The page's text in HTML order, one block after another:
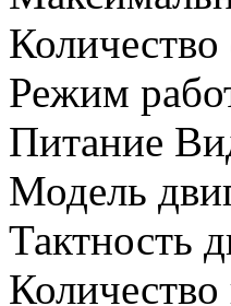
Режим
Питание
Модель
Тактность